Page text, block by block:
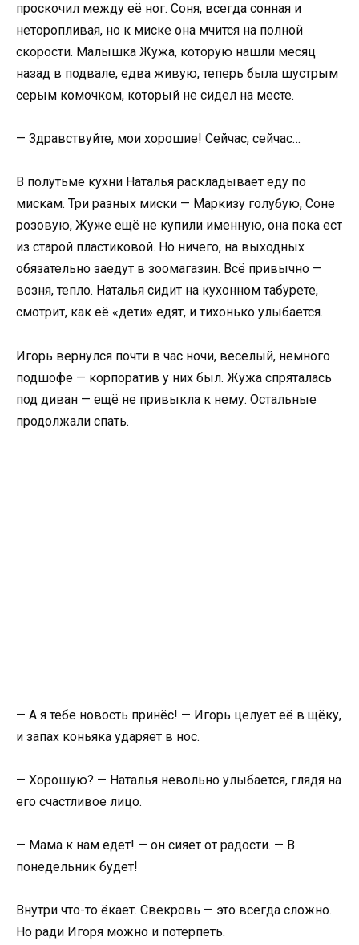
проскочил между её ног. Соня, всегда сонная и
неторопливая, но к миске она мчится на полной
скорости. Малышка Жужа, которую нашли месяц
назад в подвале, едва живую, теперь была шустрым
серым комочком, который не сидел на месте.
— Здравствуйте, мои хорошие! Сейчас, сейчас…
В полутьме кухни Наталья раскладывает еду по
мискам. Три разных миски — Маркизу голубую, Соне
розовую, Жуже ещё не купили именную, она пока ест
из старой пластиковой. Но ничего, на выходных
обязательно заедут в зоомагазин. Всё привычно —
возня, тепло. Наталья сидит на кухонном табурете,
смотрит, как её «дети» едят, и тихонько улыбается.
Игорь вернулся почти в час ночи, веселый, немного
подшофе — корпоратив у них был. Жужа спряталась
под диван — ещё не привыкла к нему. Остальные
продолжали спать.
— А я тебе новость принёс! — Игорь целует её в щёку,
и запах коньяка ударяет в нос.
— Хорошую? — Наталья невольно улыбается, глядя на
его счастливое лицо.
— Мама к нам едет! — он сияет от радости. — В
понедельник будет!
Внутри что-то ёкает. Свекровь — это всегда сложно.
Но ради Игоря можно и потерпеть.